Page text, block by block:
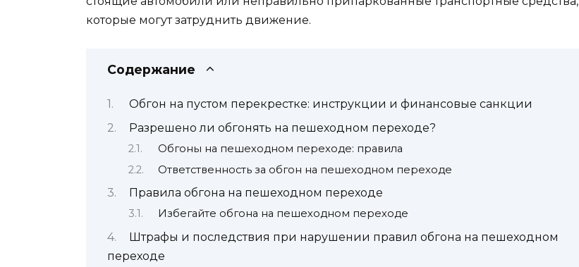
которые могут затруднить движение.
Содержание
Обгон на пустом перекрестке: инструкции и финансовые санкции
Разрешено ли обгонять на пешеходном переходе?
Обгоны на пешеходном переходе: правила
Ответственность за обгон на пешеходном переходе
Правила обгонa на пешеходном переходе
Избегайте обгона на пешеходном переходе
Штрафы и последствия при нарушении правил обгонa на пешеходном
переходе